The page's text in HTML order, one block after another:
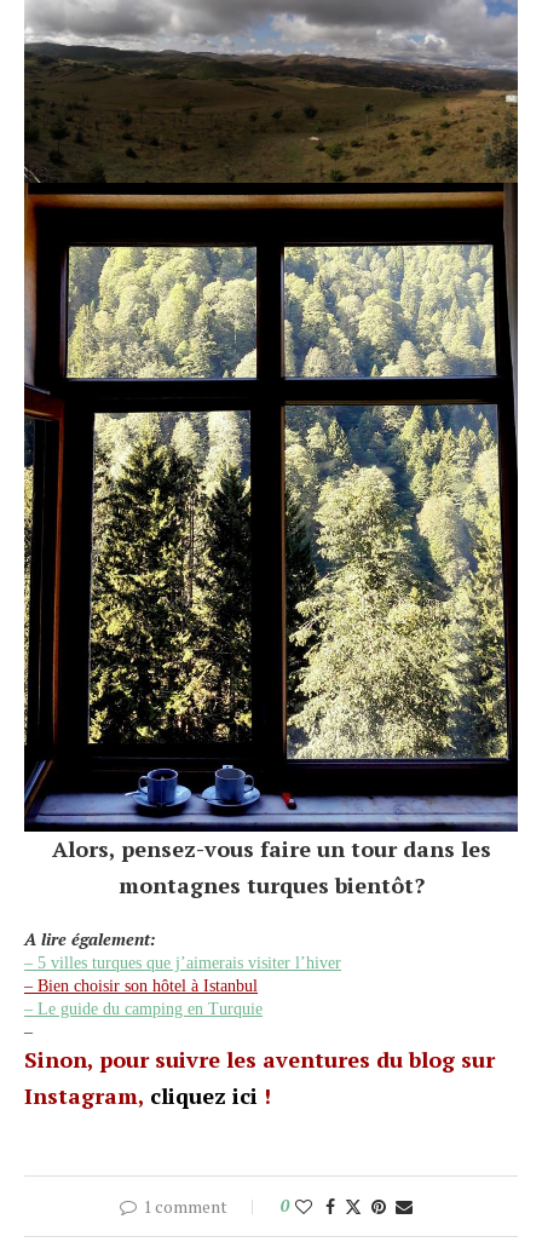
Alors, pensez-vous faire un tour dans les
montagnes turques bientôt?
A lire également:
– 5 villes turques que j’aimerais visiter l’hiver
– Bien choisir son hôtel à Istanbul
– Le guide du camping en Turquie
–
Sinon, pour suivre les aventures du blog sur
Instagram, cliquez ici !
1 comment 0